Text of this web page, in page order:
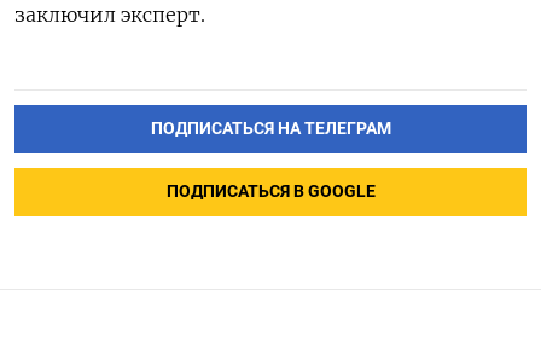
заключил эксперт.
ПОДПИСАТЬСЯ НА ТЕЛЕГРАМ
ПОДПИСАТЬСЯ В GOOGLE